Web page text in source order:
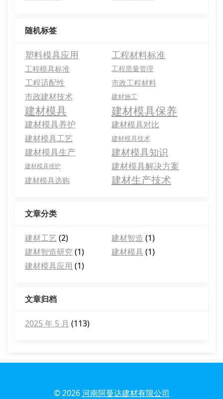
随机标签
塑料模具应用 工程材料标准
工程模具标准 工程质量管理
工程适配性 市政工程材料
市政建材技术 建材施工
建材模具 建材模具保养
建材模具养护
建材模具对比
建材模具工艺
建材模具技术
建材模具生产 建材模具知识
建材模具维护 建材模具解决方案
建材模具选购 建材生产技术
文章分类
建材工艺(2) 建材智造 (1)
建材智造研究 (1) 建材模具(1)
建材模具应用 (1)
文章归档
2025 年 5 月 (113)
© 2026河南阿曼达建材有限公司